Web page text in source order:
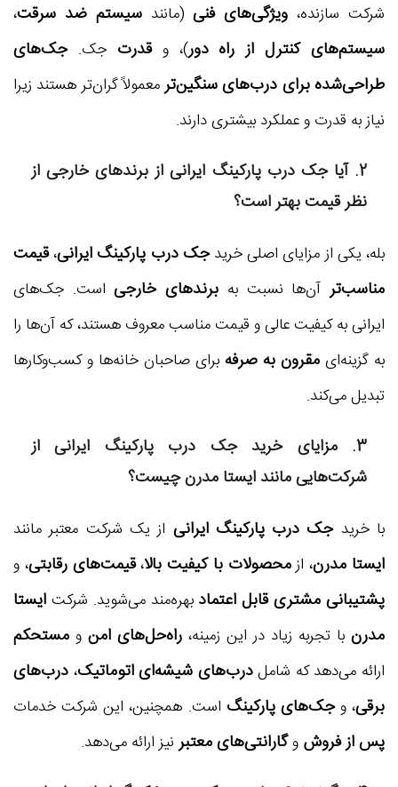
شرکت سازنده، ویژگی‌های فنی(مانندسیستم ضد سرقت،
سیستم‌های کنترل از راه دور)، وقدرت جک.جک‌های
طراحی‌شده برای درب‌های سنگین‌ترمعمولاً گران‌تر هستند زیرا
نیاز به قدرت و عملکرد بیشتری دارند.
2. آیا جک درب پارکینگ ایرانیاز برندهای خارجی از
نظر قیمت بهتر است؟
بله، یکی از مزایای اصلی خریدجک درب پارکینگ ایرانی،قیمت
مناسب‌ترآن‌ها نسبت به برندهای خارجیاست. جک‌های
ایرانی به کیفیت عالی و قیمت مناسب معروف هستند، که آن‌ها را
به گزینه‌ای مقرون به صرفه برای صاحبان خانه‌ها و کسب‌وکارها
تبدیل می‌کند.
3. مزایای خرید جک درب پارکینگ ایرانیاز
شرکت‌هایی مانندایستا مدرنچیست؟
با خریدجک درب پارکینگ ایرانی از یک شرکت معتبر مانند
ایستا مدرن، ازمحصولات با کیفیت بالا،قیمت‌های رقابتی، و
پشتیبانی مشتری قابل اعتماد بهره‌مند می‌شوید. شرکت ایستا
مدرن با تجربه زیاد در این زمینه، راه‌حل‌های امن و مستحکم
ارائه می‌دهد که شاملدرب‌های شیشه‌ای اتوماتیک، درب‌های
برقی، وجک‌های پارکینگ است. همچنین، این شرکت خدمات
پس از فروش وگارانتی‌های معتبر نیز ارائه می‌دهد.